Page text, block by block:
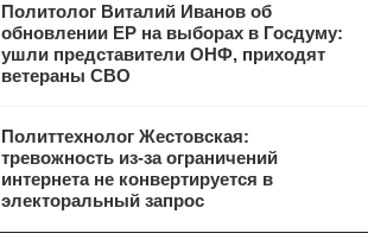
Политолог Виталий Иванов об
обновлении ЕР на выборах в Госдуму:
ушли представители ОНФ, приходят
ветераны СВО
Политтехнолог Жестовская:
тревожность из-за ограничений
интернета не конвертируется в
электоральный запрос